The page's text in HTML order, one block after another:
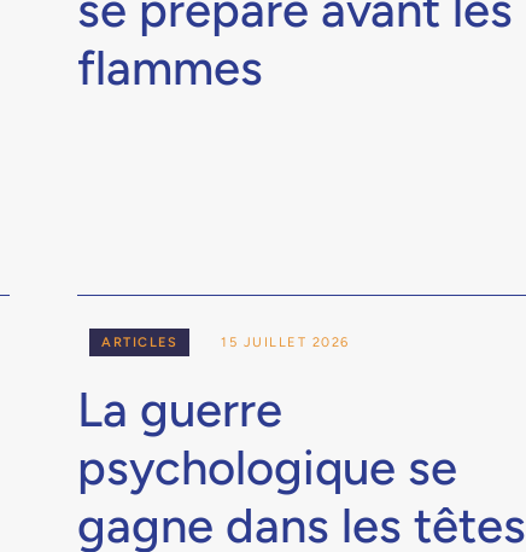
flammes
La guerre
psychologique se
gagne dans les têtes
15 JUILLET 2026
ARTICLES